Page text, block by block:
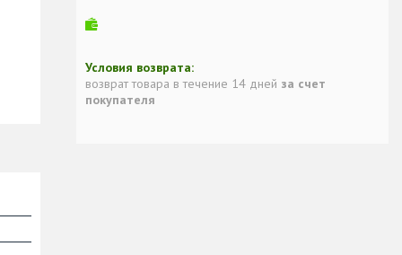
возврат товара в течение 14 дней за счет
покупателя